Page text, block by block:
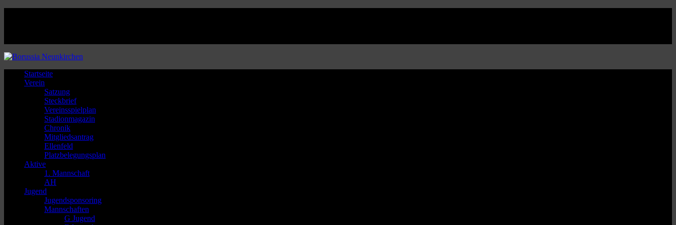
Startseite
Verein
Satzung
Steckbrief
Vereinsspielplan
Stadionmagazin
Chronik
Mitgliedsantrag
Ellenfeld
Platzbelegungsplan
Aktive
1. Mannschaft
AH
Jugend
Jugendsponsoring
Mannschaften
G Jugend